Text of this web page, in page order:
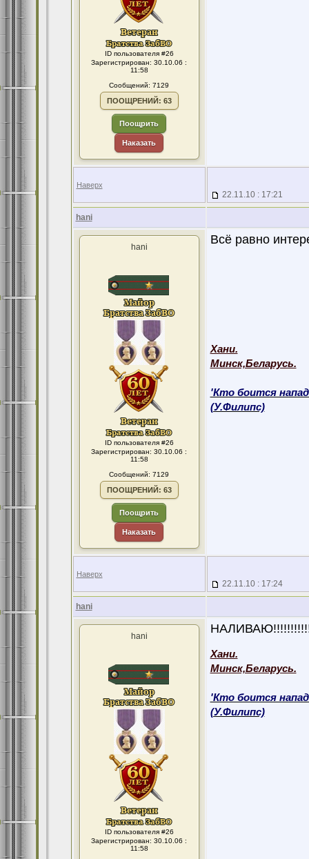
ID пользователя #26
Зарегистрирован: 30.10.06 :
11:58
Сообщений: 7129
ПООЩРЕНИЙ: 63
Поощрить
Наказать
Наверх
22.11.10 : 17:21
hani
hani
ID пользователя #26
Зарегистрирован: 30.10.06 :
11:58
Сообщений: 7129
ПООЩРЕНИЙ: 63
Поощрить
Наказать
Всё равно
Хани.
Минск,Беларусь.
'Кто боится
(У.Филипс)
Наверх
22.11.10 : 17:24
hani
hani
ID пользователя #26
Зарегистрирован: 30.10.06 :
11:58
Хани.
Минск,Беларусь.
'Кто боится
(У.Филипс)